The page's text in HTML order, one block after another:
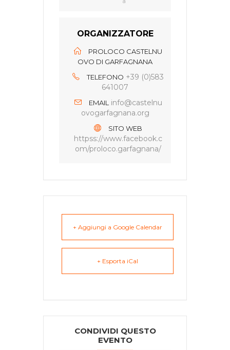
ORGANIZZATORE
PROLOCO CASTELNU
OVO DI GARFAGNANA
TELEFONO +39 (0)583
641007
EMAIL
info@castelnu
ovogarfagnana.org
SITO WEB
httpss://www.facebook.c
om/proloco.garfagnana/
+ Aggiungi a Google Calendar
+ Esporta iCal
CONDIVIDI QUESTO
EVENTO